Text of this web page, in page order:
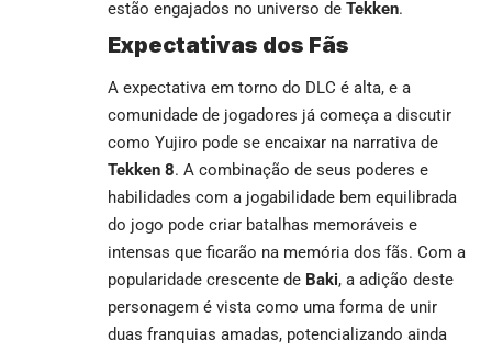
estão engajados no universo de Tekken.
Expectativas dos Fãs
A expectativa em torno do DLC é alta, e a
comunidade de jogadores já começa a discutir
como Yujiro pode se encaixar na narrativa de
Tekken 8. A combinação de seus poderes e
habilidades com a jogabilidade bem equilibrada
do jogo pode criar batalhas memoráveis e
intensas que ficarão na memória dos fãs. Com a
popularidade crescente de Baki, a adição deste
personagem é vista como uma forma de unir
duas franquias amadas, potencializando ainda